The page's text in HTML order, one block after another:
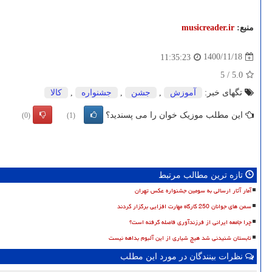
منبع: musicreader.ir
1400/11/18
11:35:23
5.0
/
5
تگهای خبر:
آموزش , جشن , جشنواره , كالا
این مطلب موزیک خوان را می پسندید؟ (1)
(0)
تازه ترین مطالب مرتبط
آمار آثار ارسالی به سومین جشنواره عکس تهران
سمن های جوانان 250 کارگاه مهارت افزایی برگزار کردند
چرا جامعه ایرانی از فرزندآوری فاصله گرفته است؟
تابستان شنیدنی شد هیچ شیاری از این آلبوم بداهه نیست
نظرات بینندگان در مورد این مطلب